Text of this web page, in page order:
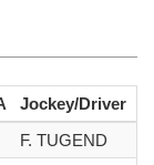
Jockey/Driver
F. TUGEND